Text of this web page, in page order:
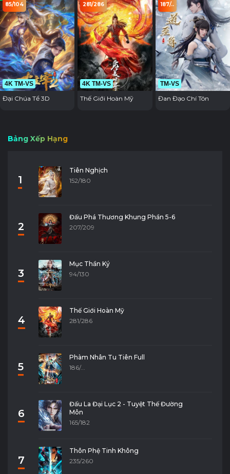
85/104
4K TM-VS
Đại Chúa Tể 3D
281/286
4K TM-VS
Thế Giới Hoàn Mỹ
187/..
TM-VS
Đan Đạo Chí Tôn
Bảng Xếp Hạng
1
Tiên Nghịch
152/180
2
Đấu Phá Thương Khung Phần 5-6
207/209
3
Mục Thần Ký
94/130
4
Thế Giới Hoàn Mỹ
281/286
5
Phàm Nhân Tu Tiên Full
186/...
6
Đấu La Đại Lục 2 - Tuyệt Thế Đường
Môn
165/182
7
Thôn Phệ Tinh Không
235/260